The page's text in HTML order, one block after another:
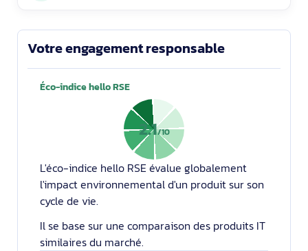
Votre engagement responsable
Éco-indice hello RSE
2.1/10
L'éco-indice hello RSE évalue globalement
l'impact environnemental d'un produit sur son
cycle de vie.
Il se base sur une comparaison des produits IT
similaires du marché.